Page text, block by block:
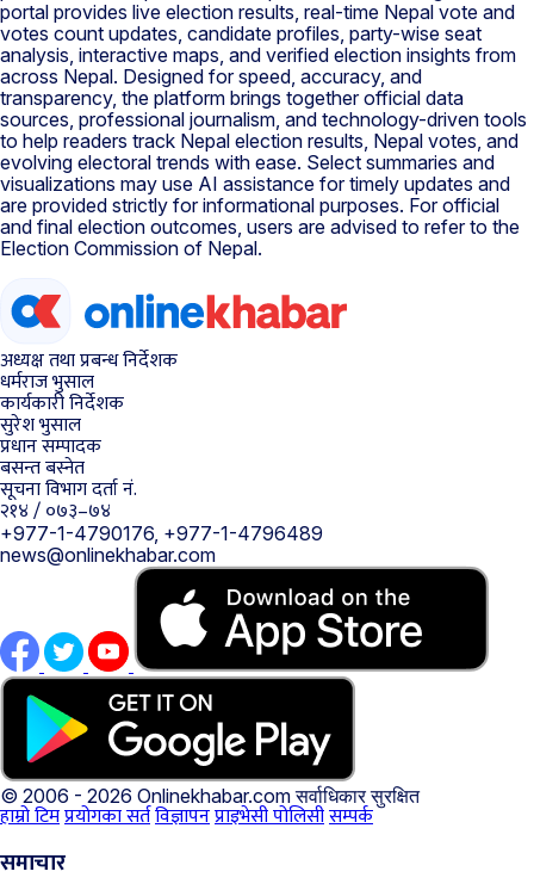
portal provides live election results, real-time Nepal vote and
votes count updates, candidate profiles, party-wise seat
analysis, interactive maps, and verified election insights from
across Nepal. Designed for speed, accuracy, and
transparency, the platform brings together official data
sources, professional journalism, and technology-driven tools
to help readers track Nepal election results, Nepal votes, and
evolving electoral trends with ease. Select summaries and
visualizations may use AI assistance for timely updates and
are provided strictly for informational purposes. For official
and final election outcomes, users are advised to refer to the
Election Commission of Nepal.
अध्यक्ष तथा प्रबन्ध निर्देशक
धर्मराज भुसाल
कार्यकारी निर्देशक
सुरेश भुसाल
प्रधान सम्पादक
बसन्त बस्नेत
सूचना विभाग दर्ता नं.
२१४ / ०७३–७४
+977-1-4790176, +977-1-4796489
news@onlinekhabar.com
© 2006 - 2026 Onlinekhabar.comसर्वाधिकार सुरक्षित
हाम्रो टिमप्रयोगका सर्तविज्ञापनप्राइभेसी पोलिसीसम्पर्क
समाचार